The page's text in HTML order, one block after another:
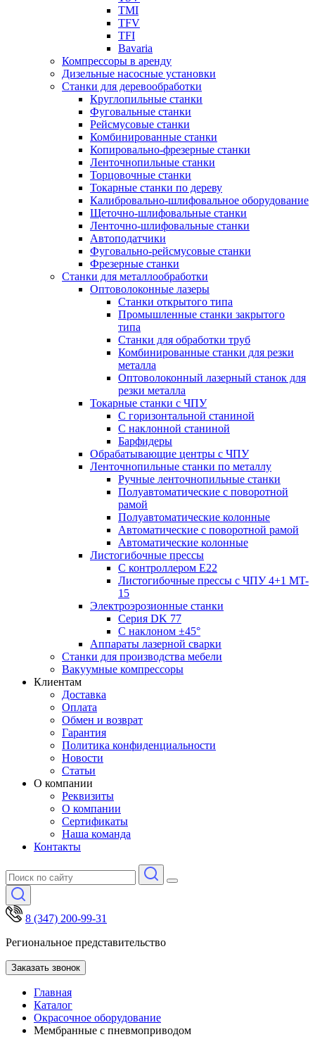
TMI
TFV
TFI
Bavaria
Компрессоры в аренду
Дизельные насосные установки
Станки для деревообработки
Круглопильные станки
Фуговальные станки
Рейсмусовые станки
Комбинированные станки
Копировально-фрезерные станки
Ленточнопильные станки
Торцовочные станки
Токарные станки по дереву
Калибровально-шлифовальное оборудование
Щеточно-шлифовальные станки
Ленточно-шлифовальные станки
Автоподатчики
Фуговально-рейсмусовые станки
Фрезерные станки
Станки для металлообработки
Оптоволоконные лазеры
Станки открытого типа
Промышленные станки закрытого
типа
Станки для обработки труб
Комбинированные станки для резки
металла
Оптоволоконный лазерный станок для
резки металла
Токарные станки с ЧПУ
С горизонтальной станиной
С наклонной станиной
Барфидеры
Обрабатывающие центры с ЧПУ
Ленточнопильные станки по металлу
Ручные ленточнопильные станки
Полуавтоматические с поворотной
рамой
Полуавтоматические колонные
Автоматические с поворотной рамой
Автоматические колонные
Листогибочные прессы
С контроллером E22
Листогибочные прессы с ЧПУ 4+1 MT-
15
Электроэрозионные станки
Серия DK 77
С наклоном ±45°
Аппараты лазерной сварки
Станки для производства мебели
Вакуумные компрессоры
Клиентам
Доставка
Оплата
Обмен и возврат
Гарантия
Политика конфиденциальности
Новости
Статьи
О компании
Реквизиты
О компании
Сертификаты
Наша команда
Контакты
8 (347) 200-99-31
Региональное представительство
Заказать звонок
Главная
Каталог
Окрасочное оборудование
Мембранные с пневмоприводом